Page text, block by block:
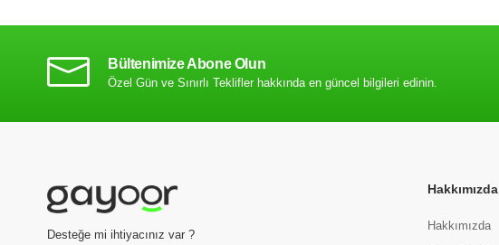
Bültenimize Abone Olun
Özel Gün ve Sınırlı Teklifler hakkında en güncel bilgileri edinin.
Desteğe mi ihtiyacınız var ?
Hakkımızda
Hakkımızda